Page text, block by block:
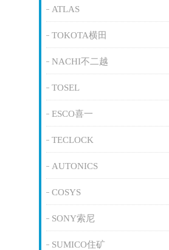
ATLAS
TOKOTA横田
NACHI不二越
TOSEL
ESCO喜一
TECLOCK
AUTONICS
COSYS
SONY索尼
SUMICO住矿